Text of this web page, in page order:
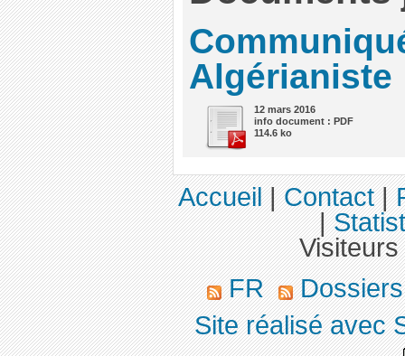
Algérianiste
12 mars 2016
info document : PDF
114.6 ko
Accueil|Contact|
|
FR
Site réalisé avec